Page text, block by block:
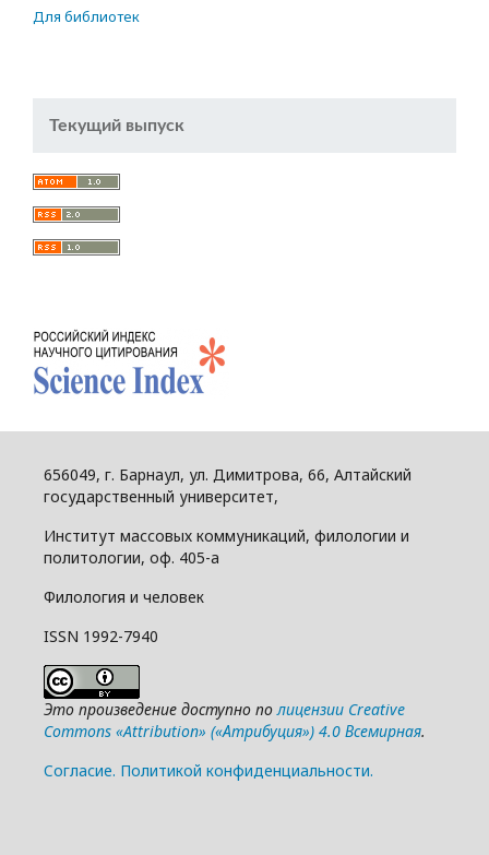
Для библиотек
Текущий выпуск
656049, г. Барнаул, ул. Димитрова, 66, Алтайский
государственный университет,
Институт массовых коммуникаций, филологии и
политологии, оф. 405-а
Филология и человек
ISSN 1992-7940
Это произведение доступно полицензии Creative
Commons «Attribution» («Атрибуция») 4.0 Всемирная.
Cогласие. Политикой конфиденциальности.